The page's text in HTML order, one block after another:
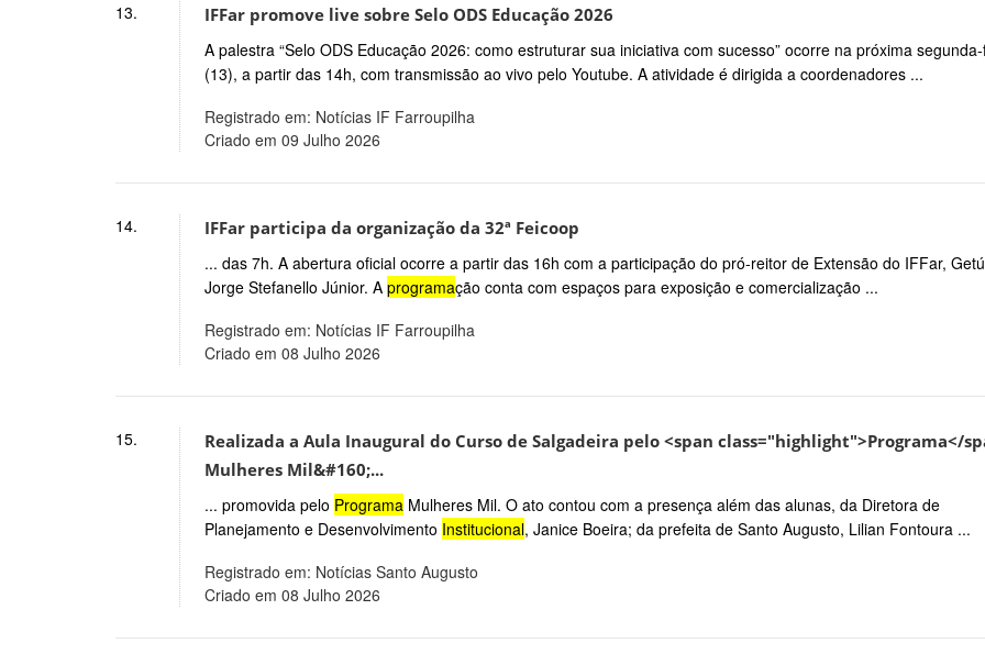
IFFar promove live sobre Selo ODS Educação 2026
A palestra “Selo ODS Educação 2026: como estruturar sua iniciativa com sucesso” ocorre na próxima
(13), a partir das 14h, com transmissão ao vivo pelo Youtube. A atividade é dirigida a coordenadores ...
Registrado em: Notícias IF Farroupilha
Criado em 09 Julho 2026
13.
IFFar participa da organização da 32ª Feicoop
... das 7h. A abertura oficial ocorre a partir das 16h com a participação do pró-reitor de Extensão do IFFar,
Jorge Stefanello Júnior. A programação conta com espaços para exposição e comercialização ...
Registrado em: Notícias IF Farroupilha
Criado em 08 Julho 2026
14.
Realizada a Aula Inaugural do Curso de Salgadeira pelo <span class="highlight">Programa</
Mulheres Mil&#160;...
... promovida pelo Programa Mulheres Mil. O ato contou com a presença além das alunas, da Diretora de
Planejamento e Desenvolvimento Institucional, Janice Boeira; da prefeita de Santo Augusto, Lilian Fontoura ...
Registrado em: Notícias Santo Augusto
Criado em 08 Julho 2026
15.